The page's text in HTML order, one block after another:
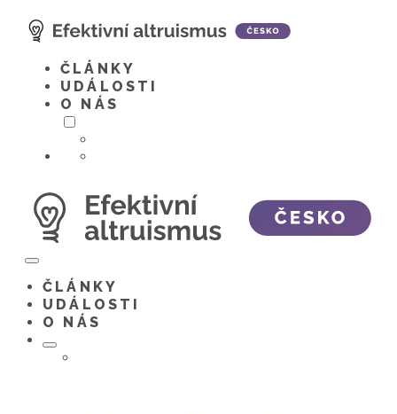
content
ČLÁNKY
UDÁLOSTI
O NÁS
Menu
Toggle
ČLÁNKY
UDÁLOSTI
O NÁS
Menu
Toggle